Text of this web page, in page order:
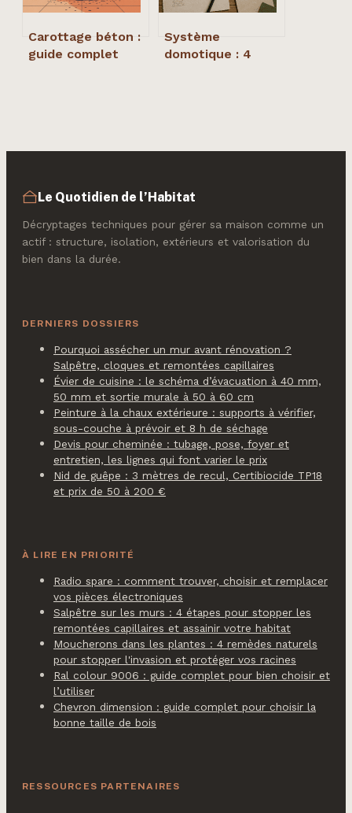
Carottage béton :
guide complet
Système
domotique : 4
Le Quotidien de l’Habitat
Décryptages techniques pour gérer sa maison comme un
actif : structure, isolation, extérieurs et valorisation du
bien dans la durée.
DERNIERS DOSSIERS
Pourquoi assécher un mur avant rénovation ?
Salpêtre, cloques et remontées capillaires
Évier de cuisine : le schéma d’évacuation à 40 mm,
50 mm et sortie murale à 50 à 60 cm
Peinture à la chaux extérieure : supports à vérifier,
sous-couche à prévoir et 8 h de séchage
Devis pour cheminée : tubage, pose, foyer et
entretien, les lignes qui font varier le prix
Nid de guêpe : 3 mètres de recul, Certibiocide TP18
et prix de 50 à 200 €
À LIRE EN PRIORITÉ
Radio spare : comment trouver, choisir et remplacer
vos pièces électroniques
Salpêtre sur les murs : 4 étapes pour stopper les
remontées capillaires et assainir votre habitat
Moucherons dans les plantes : 4 remèdes naturels
pour stopper l'invasion et protéger vos racines
Ral colour 9006 : guide complet pour bien choisir et
l’utiliser
Chevron dimension : guide complet pour choisir la
bonne taille de bois
RESSOURCES PARTENAIRES